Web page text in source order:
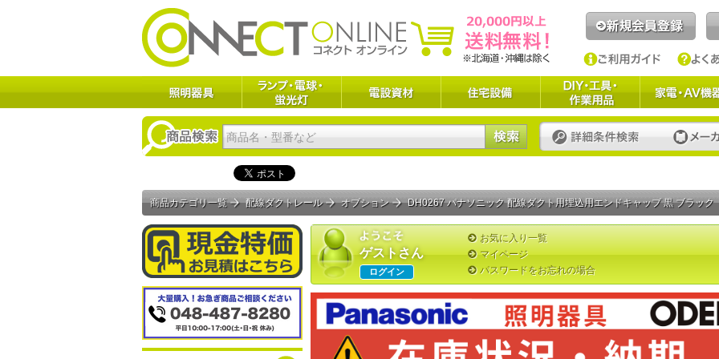
ゲストさん
お気に入り一覧
マイページ
ログイン パスワードをお忘れの場合
商品カテゴリ一覧 配線ダクトレール オプション DH0267 パナソニック 配線ダクト用埋込用エンドキャップ 黒 ブラック